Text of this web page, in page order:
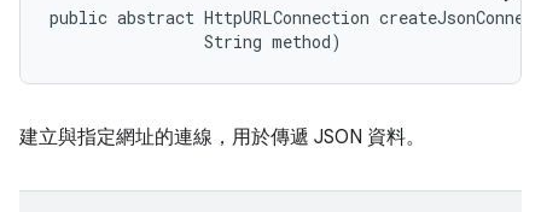
public abstract HttpURLConnection
                String method)
建立與指定網址的連線，用於傳遞 JSON 資料。